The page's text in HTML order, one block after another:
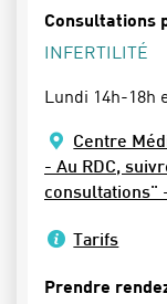
Consultations
INFERTILITÉ
Lundi 14h-18h
Centre
- Au RDC,
consultations"
Tarifs
Prendre